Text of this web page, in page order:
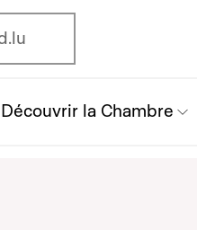
Découvrir la Chambre